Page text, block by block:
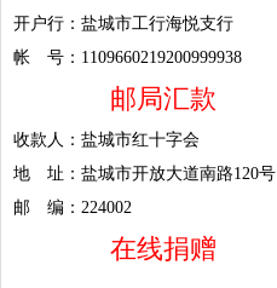
开户行：盐城市工行海悦支行
帐 号：1109660219200999938
邮局汇款
收款人：盐城市红十字会
地 址：盐城市开放大道南路120号
邮 编：224002
在线捐赠